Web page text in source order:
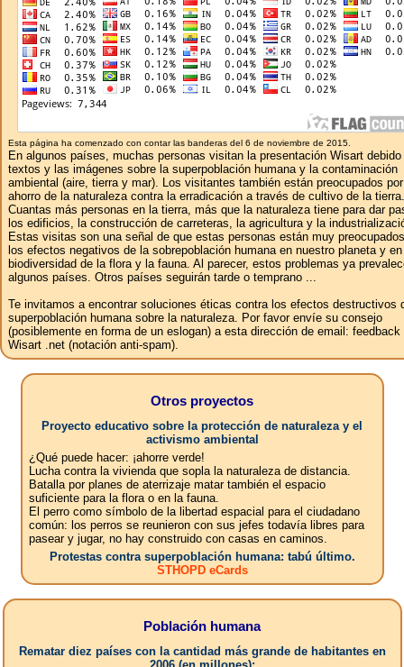
Esta página ha comenzado con contar las banderas del 6 de noviembre de 2015.
En algunos países, muchas personas visitan la presentación Wisart
textos y las imágenes sobre la superpoblación humana y la contaminación
ambiental (aire, tierra y mar). Los visitantes también están preocupados
ahorro de la naturaleza contra la erradicación a través de cultivo de la tierra.
Cuantas más personas en la tierra, más que la naturaleza tiene para dar
los edificios, la construcción de carreteras, la agricultura y la
Estas visitas son una señal de que estas personas están muy
los efectos negativos de la sobrepoblación humana en nuestro planeta y
biodiversidad de la flora y la fauna. Al parecer, estos problemas ya
algunos países. Otros países seguirán tarde o temprano ...
Te invitamos a encontrar soluciones éticas contra los efectos destructivos
superpoblación humana sobre la naturaleza. Por favor envíe su consejo
(posiblemente en forma de un eslogan) a esta dirección de email: feedback
Wisart .net (notación anti-spam).
Otros proyectos
Proyecto educativo sobre la protección de naturaleza y el
activismo ambiental
¿Qué puede hacer: ¡ahorre verde!
Lucha contra la vivienda que sopla la naturaleza de distancia.
Batalla por planes de aterrizaje matar también el espacio
suficiente para la flora o en la fauna.
El perro como símbolo de la libertad espacial para el ciudadano
común: los perros se reunieron con sus jefes todavía libres para
pasear y jugar, no hay construido con casas en caminos.
Protestas contra superpoblación humana: tabú último.
STHOPD eCards
Población humana
Rematar diez países con la cantidad más grande de habitantes en